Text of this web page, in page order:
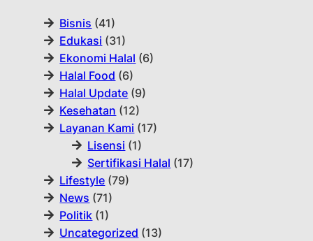
Bisnis (41)
Edukasi (31)
Ekonomi Halal (6)
Halal Food (6)
Halal Update (9)
Kesehatan (12)
Layanan Kami (17)
Lisensi (1)
Sertifikasi Halal (17)
Lifestyle (79)
News (71)
Politik (1)
Uncategorized (13)